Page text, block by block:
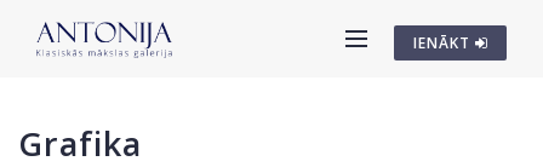
IENĀKT
Grafika